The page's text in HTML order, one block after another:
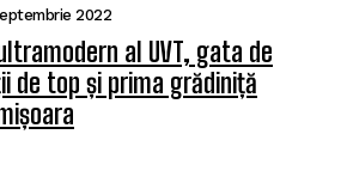
2022
al UVT, gata de
de top și prima grădiniță